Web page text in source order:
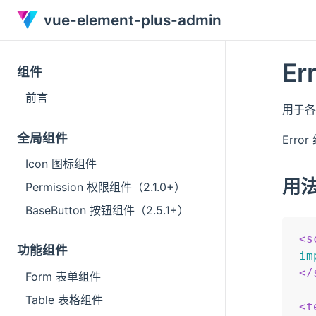
vue-element-plus-admin
组件
前言
全局组件
Icon 图标组件
Permission 权限组件（2.1.0+）
BaseButton 按钮组件（2.5.1+）
功能组件
Form 表单组件
Table 表格组件
用于
Error
用
<
</
<